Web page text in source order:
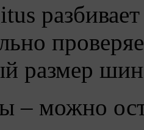
размер
– можно